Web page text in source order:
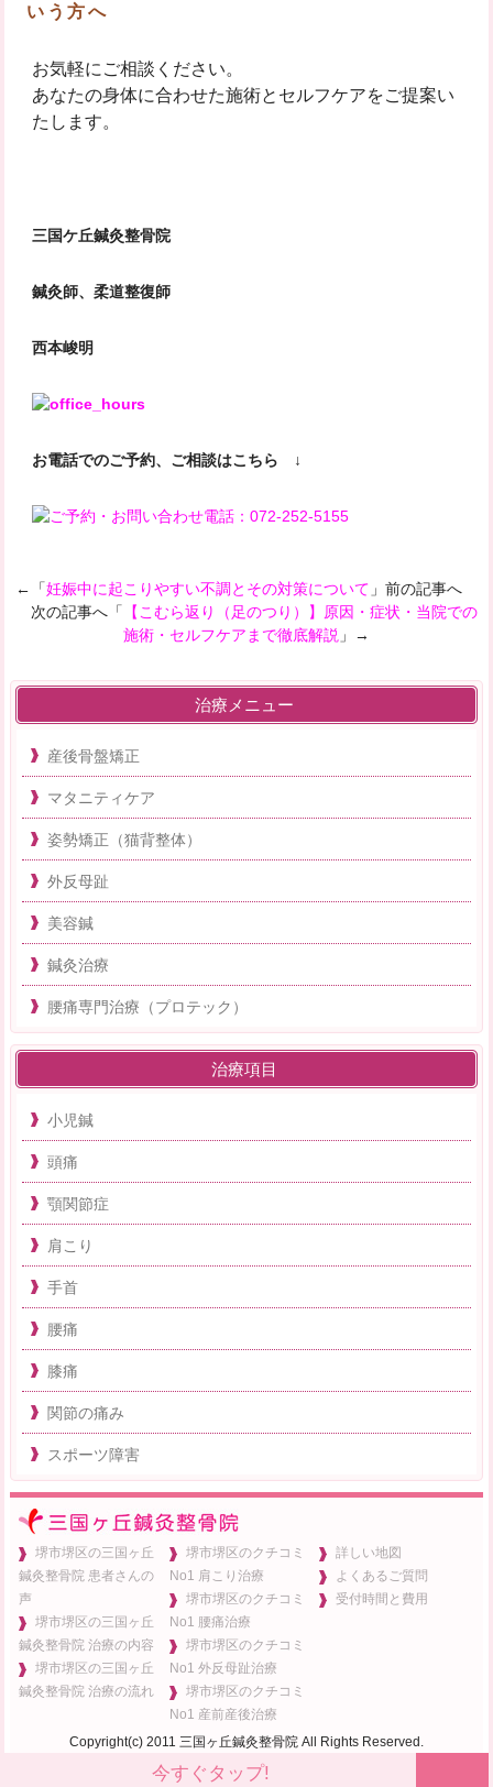
いう方へ
お気軽にご相談ください。
あなたの身体に合わせた施術とセルフケアをご提案い
たします。
三国ケ丘鍼灸整骨院
鍼灸師、柔道整復師
西本峻明
お電話でのご予約、ご相談はこちら ↓
←「妊娠中に起こりやすい不調とその対策について 」前の記事へ
次の記事へ「
【こむら返り（足のつり）】原因・症状・当院での
施術・セルフケアまで徹底解説 」→
治療メニュー
産後骨盤矯正
マタニティケア
姿勢矯正（猫背整体）
外反母趾
美容鍼
鍼灸治療
腰痛専門治療（プロテック）
治療項目
小児鍼
頭痛
顎関節症
肩こり
手首
腰痛
膝痛
関節の痛み
スポーツ障害
堺市堺区の三国ヶ丘
鍼灸整骨院 患者さんの
声
堺市堺区の三国ヶ丘
鍼灸整骨院 治療の内容
堺市堺区の三国ヶ丘
鍼灸整骨院 治療の流れ
堺市堺区のクチコミ
No1 肩こり治療
堺市堺区のクチコミ
No1 腰痛治療
堺市堺区のクチコミ
No1 外反母趾治療
堺市堺区のクチコミ
No1 産前産後治療
詳しい地図
よくあるご質問
受付時間と費用
Copyright(c) 2011 三国ヶ丘鍼灸整骨院 All Rights Reserved.
今すぐタップ!